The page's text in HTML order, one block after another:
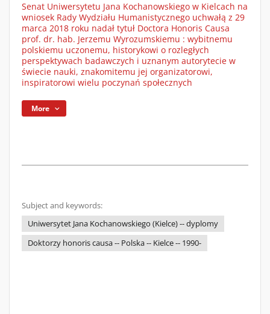
Senat Uniwersytetu Jana Kochanowskiego w Kielcach na
wniosek Rady Wydziału Humanistycznego uchwałą z 29
marca 2018 roku nadał tytuł Doctora Honoris Causa
prof. dr. hab. Jerzemu Wyrozumskiemu : wybitnemu
polskiemu uczonemu, historykowi o rozległych
perspektywach badawczych i uznanym autorytecie w
świecie nauki, znakomitemu jej organizatorowi,
inspiratorowi wielu poczynań społecznych
More
Subject and keywords:
Uniwersytet Jana Kochanowskiego (Kielce) -- dyplomy
Doktorzy honoris causa -- Polska -- Kielce -- 1990-